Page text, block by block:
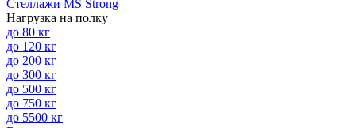
Стеллажи MS Strong
Нагрузка на полку
до 80 кг
до 120 кг
до 200 кг
до 300 кг
до 500 кг
до 750 кг
до 5500 кг